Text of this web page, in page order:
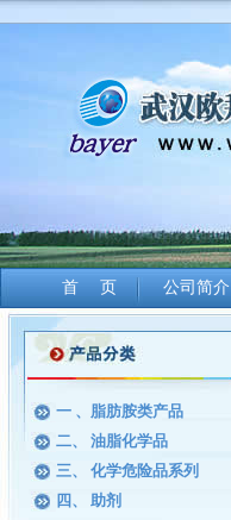
首 页 公司简介
一 、脂肪胺类产品
二、 油脂化学品
三、 化学危险品系列
四、 助剂